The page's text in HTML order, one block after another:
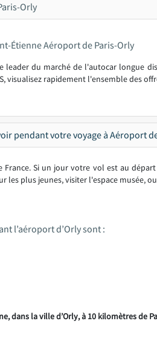
Orly
Étienne Aéroport de Paris-Orly
leader du marché de l'autocar longue
visualisez rapidement l'ensemble des
pendant votre voyage à Aéroport
Si un jour votre vol est au
les plus jeunes, visiter l'espace musée,
l’aéroport d’Orly sont :
dans la ville d’Orly, à 10 kilomètres de